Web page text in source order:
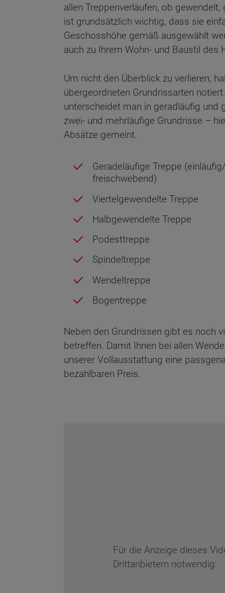
allen Treppenverläufen, ob
ist grundsätzlich wichtig, dass sie
Geschosshöhe gemäß ausgewählt
auch zu Ihrem Wohn- und Baustil des
Um nicht den Überblick zu verlieren,
übergeordneten Grundrissarten
unterscheidet man in geradläufig und
zwei- und mehrläufige Grundrisse –
Absätze gemeint.
Geradeläufige Treppe
freischwebend)
Viertelgewendelte Treppe
Halbgewendelte Treppe
Podesttreppe
Spindeltreppe
Wendeltreppe
Bogentreppe
Neben den Grundrissen gibt es noch
betreffen. Damit Ihnen bei allen
unserer Vollausstattung eine
bezahlbaren Preis.
Für die Anzeige dieses
Drittanbietern notwendig: